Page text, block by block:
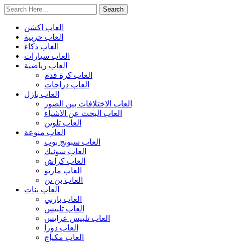
العاب اكشن
العاب حربية
العاب ذكاء
العاب سيارات
العاب رياضية
العاب كرة قدم
العاب دراجات
العاب بازل
العاب الاختلافات بين الصور
العاب البحث عن الاشياء
العاب تلوين
العاب منوعة
العاب سبونج بوب
العاب سونيك
العاب كراش
العاب ماريو
العاب بن تن
العاب بنات
العاب باربي
العاب تلبيس
العاب تلبيس عرايس
العاب دورا
العاب مكياج